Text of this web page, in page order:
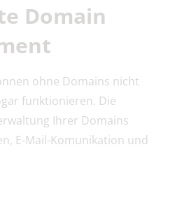
Domain
ohne Domains nicht
funktionieren. Die
Ihrer Domains
E-Mail-Komunikation und